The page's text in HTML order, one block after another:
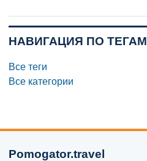
НАВИГАЦИЯ ПО ТЕГАМ
Все теги
Все категории
Pomogator.travel